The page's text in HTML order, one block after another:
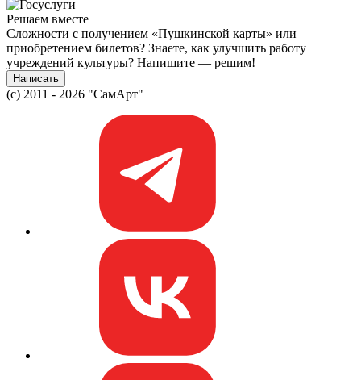
Решаем вместе
Сложности с получением «Пушкинской карты» или
приобретением билетов? Знаете, как улучшить работу
учреждений культуры? Напишите — решим!
Написать
(c) 2011 - 2026 "СамАрт"